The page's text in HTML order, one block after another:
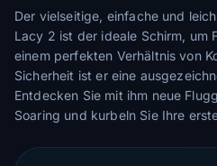
Der vielseitige, einfache und
Lacy 2 ist der ideale Schirm, um
einem perfekten Verhältnis von
Sicherheit ist er eine
Entdecken Sie mit ihm neue
Soaring und kurbeln Sie Ihre